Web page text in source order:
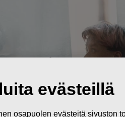
evästeillä
osapuolen evästeitä sivuston